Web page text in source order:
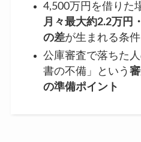
4,500万円を借りた
月々最大約2.2万円
の差が生まれる条件
公庫審査で落ちた
書の不備」という
の準備ポイント